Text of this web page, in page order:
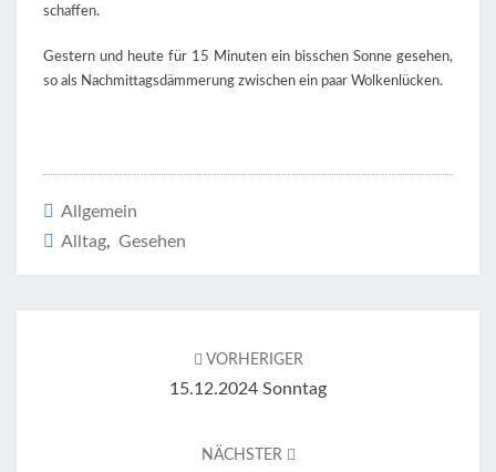
schaffen.
Gestern und heute für 15 Minuten ein bisschen Sonne gesehen,
so als Nachmittagsdämmerung zwischen ein paar Wolkenlücken.
Allgemein
Alltag, Gesehen
VORHERIGER
15.12.2024 Sonntag
NÄCHSTER